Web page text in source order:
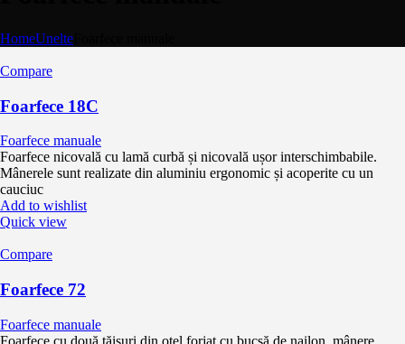
HomeUnelte
Compare
Foarfece 18C
Foarfece manuale
Foarfece nicovală cu lamă curbă și nicovală ușor interschimbabile.
Mânerele sunt realizate din aluminiu ergonomic și acoperite cu un
cauciuc
Add to wishlist
Quick view
Compare
Foarfece 72
Foarfece manuale
Foarfece cu două tăișuri din oțel forjat cu bucșă de nailon, mânere